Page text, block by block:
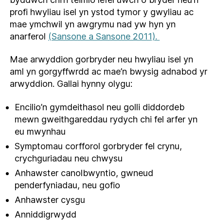
profi hwyliau isel yn ystod tymor y gwyliau ac
mae ymchwil yn awgrymu nad yw hyn yn
anarferol (Sansone a Sansone 2011).
Mae arwyddion gorbryder neu hwyliau isel yn
aml yn gorgyffwrdd ac mae’n bwysig adnabod yr
arwyddion. Gallai hynny olygu:
Encilio’n gymdeithasol neu golli diddordeb
mewn gweithgareddau rydych chi fel arfer yn
eu mwynhau
Symptomau corfforol gorbryder fel crynu,
crychguriadau neu chwysu
Anhawster canolbwyntio, gwneud
penderfyniadau, neu gofio
Anhawster cysgu
Anniddigrwydd